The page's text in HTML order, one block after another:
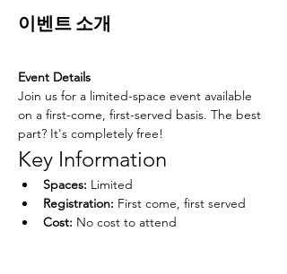
이벤트 소개
Event Details
Join us for a limited-space event available
on a first-come, first-served basis. The best
part? It's completely free!
Key Information
Spaces: Limited
Registration: First come, first served
Cost: No cost to attend